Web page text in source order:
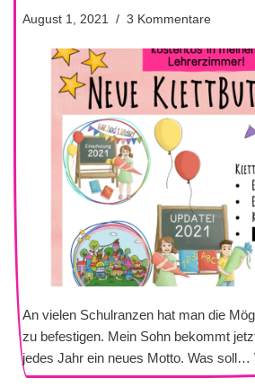
August 1, 2021 3 Kommentare
An vielen Schulranzen hat man die
zu befestigen. Mein Sohn bekommt
jedes Jahr ein neues Motto. Was soll…